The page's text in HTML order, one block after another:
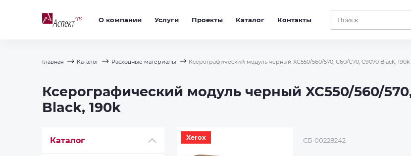
О компании Услуги Проекты Каталог Контакты
Главная Каталог Расходные материалы Ксерографический модуль черный XC550/560/570, С60/С70, C9070 Black, 190k
Ксерографический модуль черный XC550/560/
Black, 190k
Каталог Xerox СБ-00228242